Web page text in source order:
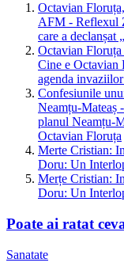
Octavian
AFM - Reflexul
care a
Octavian
Cine e Octavian
agenda
Confesiunile
Neamțu-Mateaș
planul Neamțu-
Octavian Floruța
Merte Cristian:
Doru: Un
Merțe Cristian:
Doru: Un
Poate ai ratat
Sanatate